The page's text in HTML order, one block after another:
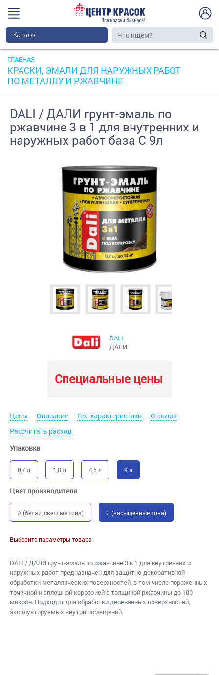
Каталог
ГЛАВНАЯ
КРАСКИ, ЭМАЛИ ДЛЯ НАРУЖНЫХ РАБОТ
ПО МЕТАЛЛУ И РЖАВЧИНЕ
DALI / ДАЛИ грунт-эмаль по
ржавчине 3 в 1 для внутренних и
наружных работ база C 9л
DALI
ДАЛИ
Специальные цены
Цены Описание Тех. характеристики
Отзывы
Рассчитать расход
Упаковка
0,7 л 1,8 л 4,5 л 9 л
Цвет производителя
A (белая, светлые тона) C (насыщенные тона)
Выберите параметры товара
DALI / ДАЛИ грунт-эмаль по ржавчине 3 в 1 для внутренних и
наружных работ предназначен для защитно-декоративной
обработки металлических поверхностей, в том числе пораженных
точечной и сплошной коррозией с толщиной ржавчины до 100
микрон. Подходит для обработки деревянных поверхностей,
эксплуатируемых внутри помещений.